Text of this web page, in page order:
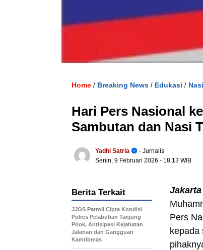
Home / Breaking News / Edukasi /
Hari Pers Nasional
Sambutan dan Nasi
Yadhi Satria
- Jurnalis
Senin, 9 Februari 2026 - 18:13 WIB
Pers
kepada
Berita Terkait
JJOS Patroli Cipta Kondisi
Polres Pelabuhan Tanjung
Priok, Antisipasi Kejahatan
Jalanan dan Gangguan
Kamtibmas